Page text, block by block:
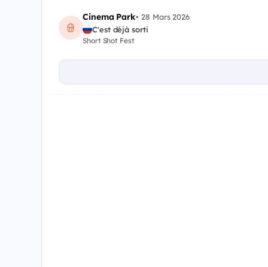
Cinema Park• 28 Mars 2026
C'est déjà sorti
Short Shot Fest